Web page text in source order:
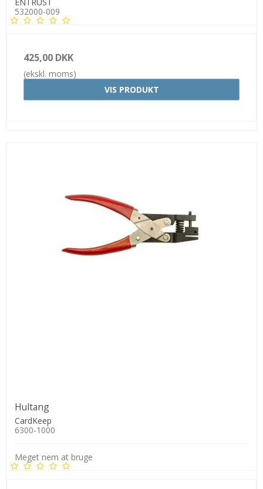
532000-009
425,00 DKK
(ekskl. moms)
VIS PRODUKT
Hultang
CardKeep
6300-1000
Meget nem at bruge